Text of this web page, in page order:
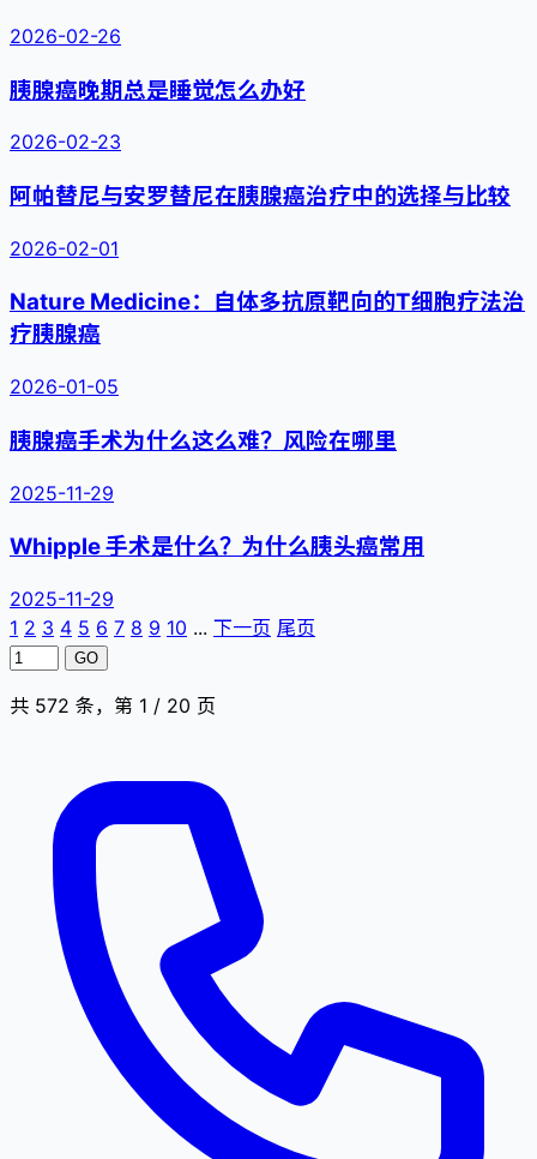
2026-02-26
胰腺癌晚期总是睡觉怎么办好
2026-02-23
阿帕替尼与安罗替尼在胰腺癌治疗中的选择与比较
2026-02-01
Nature Medicine：自体多抗原靶向的T细胞疗法治
疗胰腺癌
2026-01-05
胰腺癌手术为什么这么难？风险在哪里
2025-11-29
Whipple 手术是什么？为什么胰头癌常用
2025-11-29
1 2 3 4 5 6 7 8 9 10 ... 下一页 尾页
GO
共 572 条，第 1 / 20 页